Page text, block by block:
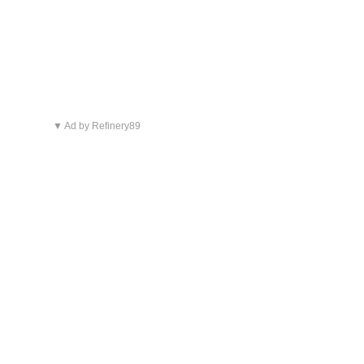
▼ Ad by Refinery89